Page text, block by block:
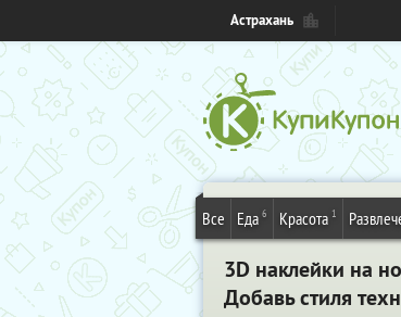
Астрахань
Все Еда 6 Красота 1
3D наклейки на
Добавь стиля